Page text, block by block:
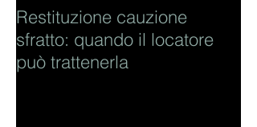
Restituzione cauzione
sfratto: quando il locatore
può trattenerla